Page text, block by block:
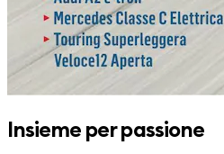
Insieme per passione